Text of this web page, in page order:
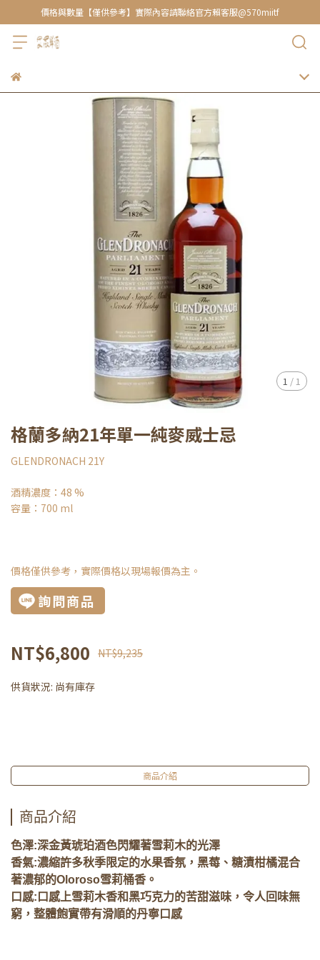
價格與數量【僅供參考】實際內容請聯絡官方賴客服@570miitf
1 / 1
格蘭多納21年單一純麥威士忌
GLENDRONACH 21Y
酒精濃度：48 %
容量：700 ml
價格僅供參考，實際價格以現場報價為主。
詢問商品
NT$6,800 NT$9,235
供貨狀況: 尚有庫存
商品介紹
商品介紹
色澤:深金黃琥珀酒色閃耀著雪莉木的光澤
香氣:濃縮許多秋季限定的水果香氛，黑莓、糖漬柑橘混合
著濃郁的Oloroso雪莉桶香。
口感:口感上雪莉木香和黑巧克力的苦甜滋味，令人回味無
窮，整體飽實帶有滑順的丹寧口感